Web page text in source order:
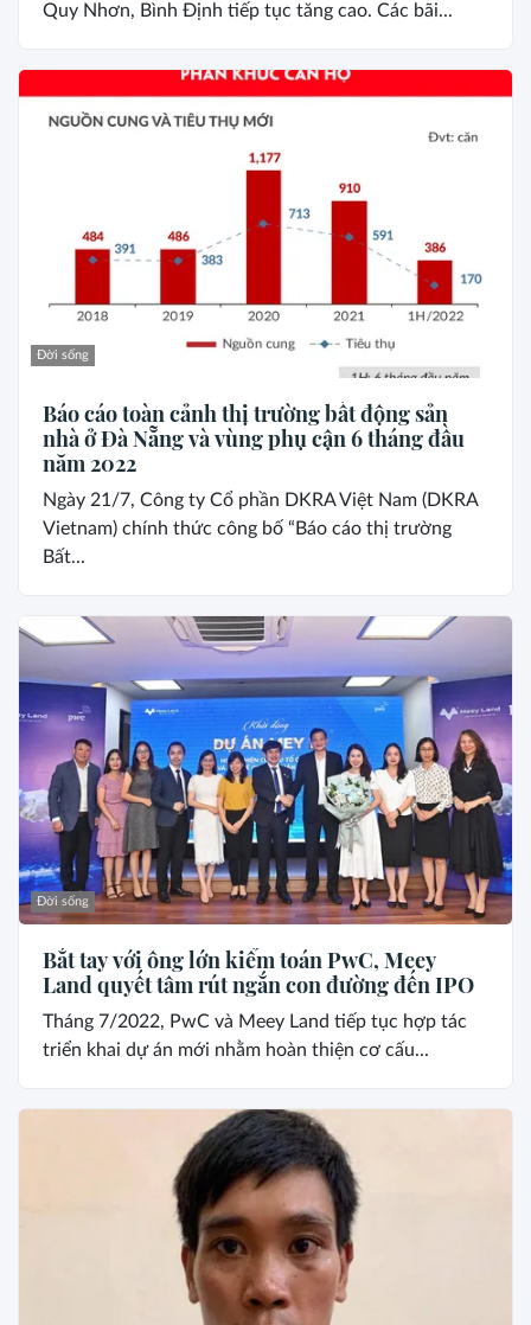
Quy Nhơn, Bình Định tiếp tục tăng cao. Các bãi...
Đời sống
Báo cáo toàn cảnh thị trường bất động sản
nhà ở Đà Nẵng và vùng phụ cận 6 tháng đầu
năm 2022
Ngày 21/7, Công ty Cổ phần DKRA Việt Nam (DKRA
Vietnam) chính thức công bố “Báo cáo thị trường
Bất...
Đời sống
Bắt tay với ông lớn kiểm toán PwC, Meey
Land quyết tâm rút ngắn con đường đến IPO
Tháng 7/2022, PwC và Meey Land tiếp tục hợp tác
triển khai dự án mới nhằm hoàn thiện cơ cấu...